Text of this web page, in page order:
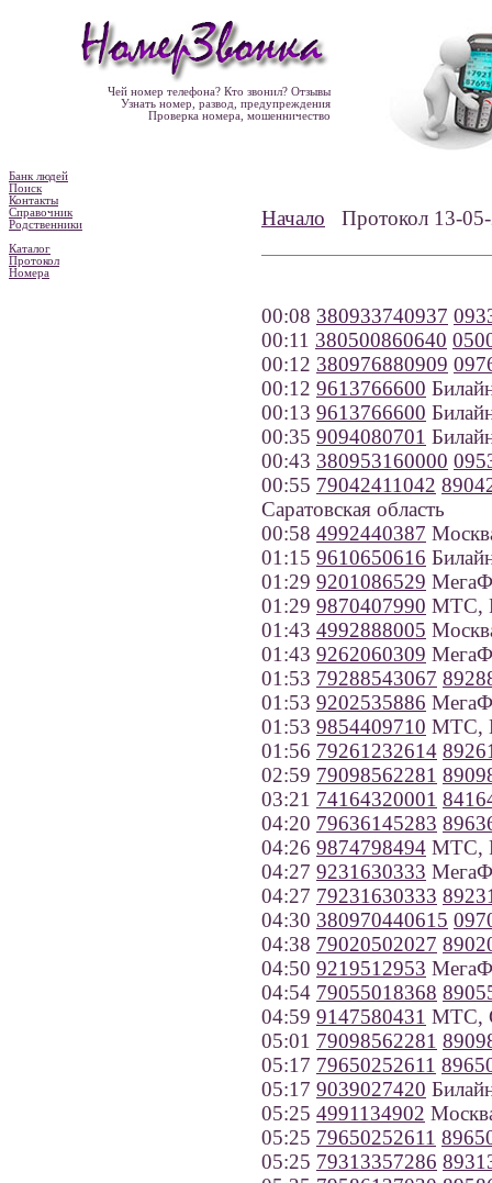
Чей номер телефона? Кто звонил? Отзывы
Узнать номер, развод, предупреждения
Проверка номера, мошенничество
Банк людей
Поиск
Контакты
Справочник
Родственники
Каталог
Протокол
Номера
Начало Протокол 13-
00:08 380933740937
00:11 380500860640
00:12 380976880909
00:12 9613766600
00:13 9613766600
00:35 9094080701
00:43 380953160000
00:55 79042411042
Саратовская область
00:58 4992440387
01:15 9610650616
01:29 9201086529
01:29 9870407990 МТС,
01:43 4992888005
01:43 9262060309
01:53 79288543067
01:53 9202535886
01:53 9854409710 МТС,
01:56 79261232614
02:59 79098562281
03:21 74164320001
04:20 79636145283
04:26 9874798494 МТС,
04:27 9231630333
04:27 79231630333
04:30 380970440615
04:38 79020502027
04:50 9219512953
04:54 79055018368
04:59 9147580431 МТС,
05:01 79098562281
05:17 79650252611
05:17 9039027420
05:25 4991134902
05:25 79650252611
05:25 79313357286